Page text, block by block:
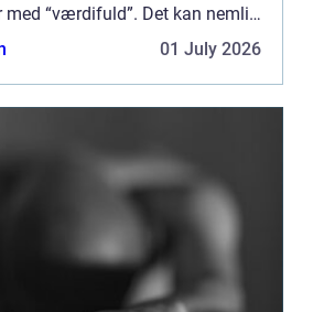
med “værdifuld”. Det kan nemlig
01 July 2026